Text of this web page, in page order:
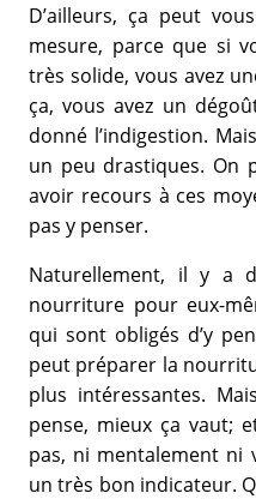
D’ailleurs, ça peut
mesure, parce que si
très solide, vous avez
ça, vous avez un
donné l’indigestion.
un peu drastiques. On
avoir recours à ces
pas y penser.
Naturellement, il y a
nourriture pour eux-
qui sont obligés d’y
peut préparer la
plus intéressantes.
pense, mieux ça vaut;
pas, ni mentalement ni
un très bon indicateur.